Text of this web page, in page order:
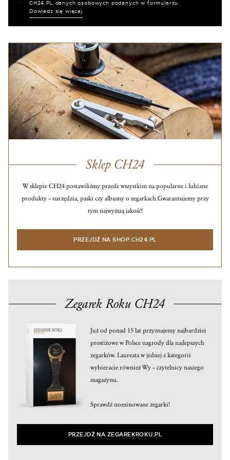
CH24.PL danych osobowych podanych w formularzu.
Dowiedz się więcej
Sklep CH24
W sklepie CH24 postawiliśmy przede wszystkim na popularne i lubiane
produkty – narzędzia, paski czy albumy o zegarkach.Gwarantujemy przy
tym najwyższą jakość!
PRZEJDŹ NA SHOP.CH24.PL
Zegarek Roku CH24
Już od ponad 15 lat przyznajemy najbardziej
prestiżowe w Polsce nagrody dla najlepszych
zegarków. Laureata w jednej z kategorii
wybieracie również Wy – czytelnicy naszego
magazynu.
Sprawdź nominowane zegarki!
PRZEJDŹ NA ZEGAREKROKU.PL